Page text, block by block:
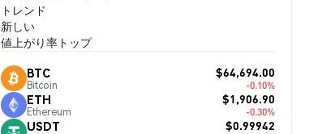
トレンド
新しい
値上がり率トップ
BTC
Bitcoin
$64,694.00
-0.10%
ETH
Ethereum
$1,906.90
-0.30%
USDT $0.99942